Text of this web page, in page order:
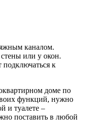
каналом.
или у окон.
к
доме по
функций, нужно
и туалете –
поставить в любой